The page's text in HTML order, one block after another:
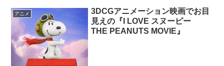
アニメ
3DCGアニメーション映画でお目
見えの『I LOVE スヌーピー
THE PEANUTS MOVIE』